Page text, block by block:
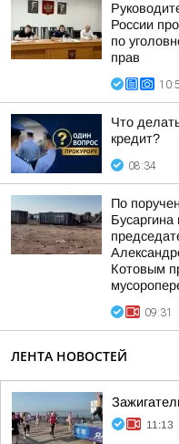
России
по
прав
Что
кредит?
08:34
По
Котовым
09:31
ЛЕНТА НОВОСТЕЙ
11:13